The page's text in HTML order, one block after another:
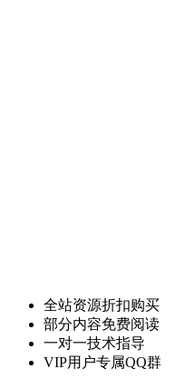
全站资源折扣购买
部分内容免费阅读
一对一技术指导
VIP用户专属QQ群